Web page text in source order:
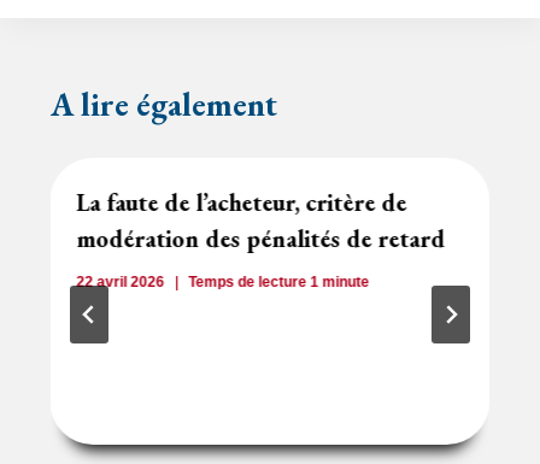
A lire également
La faute de l’acheteur, critère de
modération des pénalités de retard
22 avril 2026 Temps de lecture 1minute